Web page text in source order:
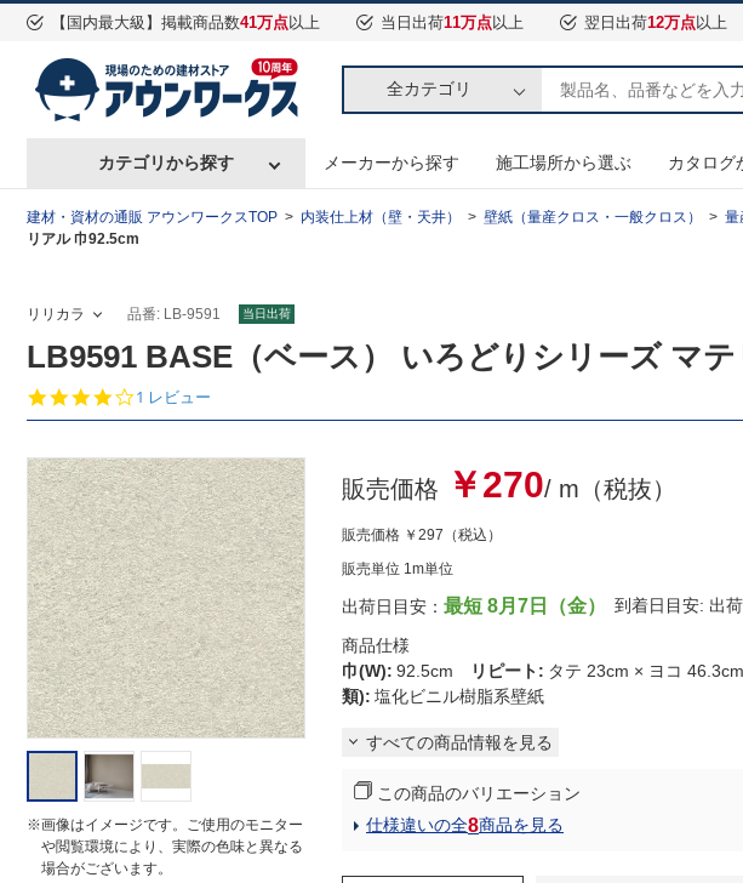
【国内最大級】掲載商品数41万点以上 当日出荷11万点以上 翌日出荷12万点以上
全カテゴリ
カテゴリから探す メーカーから探す 施工場所から選ぶ カタログ
建材・資材の通販 アウンワークスTOP 内装仕上材（壁・天井） 壁紙（量産クロス・一般クロス） 量
リアル 巾92.5cm
リリカラ 品番: LB-9591 当日出荷
LB9591 BASE（ベース） いろどりシリーズ マ
4.
0
t
a
r
r
a
t
i
n
g
1 レビュー
※画像はイメージです。ご使用のモニター
や閲覧環境により、実際の色味と異なる
場合がございます。
販売価格 ￥270/ m（税抜）
販売価格 ￥297 （税込）
販売単位 1m単位
出荷日目安： 最短 8月7日（金） 到着日目安: 出
商品仕様
巾(W): 92.5cm リピート: タテ 23cm × ヨコ
類): 塩化ビニル樹脂系壁紙
すべての商品情報を見る
この商品のバリエーション
仕様違いの全8商品を見る